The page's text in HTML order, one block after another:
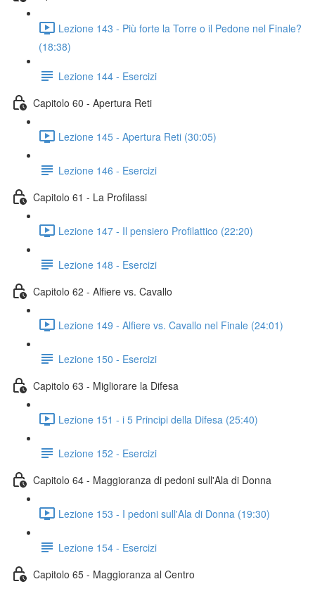
Lezione 143 - Più forte la Torre o il Pedone nel Finale?
(18:38)
Lezione 144 - Esercizi
Capitolo 60 - Apertura Reti
Lezione 145 - Apertura Reti (30:05)
Lezione 146 - Esercizi
Capitolo 61 - La Profilassi
Lezione 147 - Il pensiero Profilattico (22:20)
Lezione 148 - Esercizi
Capitolo 62 - Alfiere vs. Cavallo
Lezione 149 - Alfiere vs. Cavallo nel Finale (24:01)
Lezione 150 - Esercizi
Capitolo 63 - Migliorare la Difesa
Lezione 151 - i 5 Principi della Difesa (25:40)
Lezione 152 - Esercizi
Capitolo 64 - Maggioranza di pedoni sull'Ala di Donna
Lezione 153 - I pedoni sull'Ala di Donna (19:30)
Lezione 154 - Esercizi
Capitolo 65 - Maggioranza al Centro